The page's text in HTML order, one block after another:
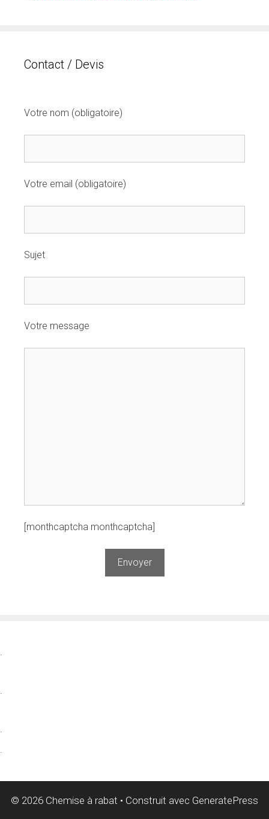
Contact / Devis
Votre nom (obligatoire)
Votre email (obligatoire)
Sujet
Votre message
[monthcaptcha monthcaptcha]
© 2026 Chemise à rabat • Construit avec GeneratePress